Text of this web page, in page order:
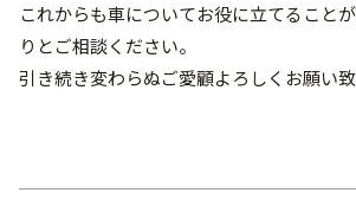
これからも車についてお役に立てること
りとご相談ください。
引き続き変わらぬご愛顧よろしくお願い致